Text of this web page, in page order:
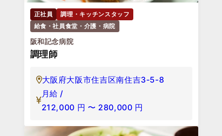
正社員
調理・キッチンスタッフ
給食・社員食堂・介護・病院
阪和記念病院
調理師
大阪府大阪市住吉区南住吉3-5-8
月給 /
212,000 円 〜 280,000 円